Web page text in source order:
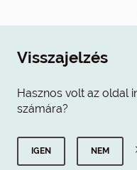
Visszajelzés
Hasznos volt az oldal
számára?
IGEN NEM